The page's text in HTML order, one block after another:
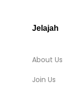
Jelajah
About Us
Join Us